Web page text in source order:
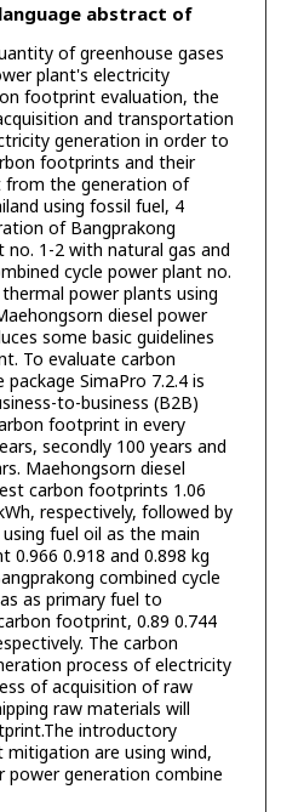
abstract of
of greenhouse gases
plant's electricity
footprint evaluation, the
and transportation
generation in order to
footprints and their
the generation of
using fossil fuel, 4
of Bangprakong
1-2 with natural gas and
cycle power plant no.
power plants using
diesel power
some basic guidelines
To evaluate carbon
SimaPro 7.2.4 is
to-business (B2B)
footprint in every
secondly 100 years and
Maehongsorn diesel
carbon footprints 1.06
respectively, followed by
fuel oil as the main
0.918 and 0.898 kg
combined cycle
as primary fuel to
footprint, 0.89 0.744
The carbon
process of electricity
of acquisition of raw
raw materials will
introductory
are using wind,
power generation combine